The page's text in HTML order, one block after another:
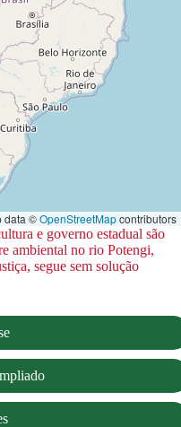
data ©OpenStreetMapcontributors
e governo estadual são
ambiental no rio Potengi,
segue sem solução